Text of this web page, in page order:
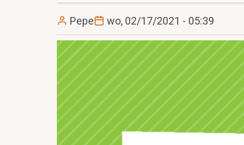
Pepe wo, 02/17/2021 - 05:39
Image